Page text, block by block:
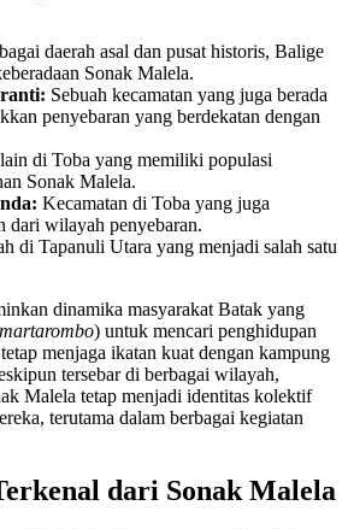
daerah asal dan pusat historis, Balige
Sonak Malela.
Sebuah kecamatan yang juga berada
penyebaran yang berdekatan dengan
di Toba yang memiliki populasi
Sonak Malela.
Kecamatan di Toba yang juga
dari wilayah penyebaran.
di Tapanuli Utara yang menjadi salah satu
dinamika masyarakat Batak yang
martarombo) untuk mencari penghidupan
menjaga ikatan kuat dengan kampung
tersebar di berbagai wilayah,
Malela tetap menjadi identitas kolektif
terutama dalam berbagai kegiatan
dari Sonak Malela